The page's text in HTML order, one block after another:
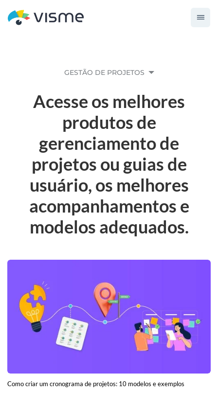
GESTÃO DE PROJETOS
Acesse os melhores
produtos de
gerenciamento de
projetos ou guias de
usuário, os melhores
acompanhamentos e
modelos adequados.
Como criar um cronograma de projetos: 10 modelos e exemplos